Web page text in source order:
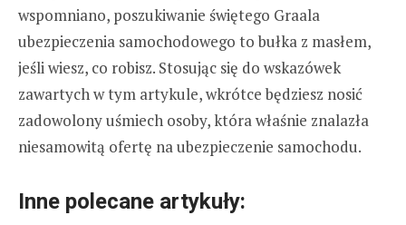
wspomniano, poszukiwanie świętego Graala
ubezpieczenia samochodowego to bułka z masłem,
jeśli wiesz, co robisz. Stosując się do wskazówek
zawartych w tym artykule, wkrótce będziesz nosić
zadowolony uśmiech osoby, która właśnie znalazła
niesamowitą ofertę na ubezpieczenie samochodu.
Inne polecane artykuły: